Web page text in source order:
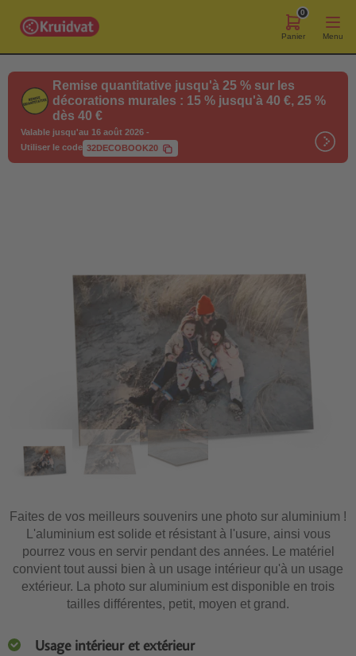
0
Panier Menu
Remise quantitative jusqu'à 25 % sur les
décorations murales : 15 % jusqu'à 40 €, 25 %
dès 40 €
Valable jusqu'au 16 août 2026 -
Utiliser le code 32DECOBOOK20
Faites de vos meilleurs souvenirs une photo sur aluminium !
L'aluminium est solide et résistant à l'usure, ainsi vous
pourrez vous en servir pendant des années. Le matériel
convient tout aussi bien à un usage intérieur qu'à un usage
extérieur. La photo sur aluminium est disponible en trois
tailles différentes, petit, moyen et grand.
Usage intérieur et extérieur